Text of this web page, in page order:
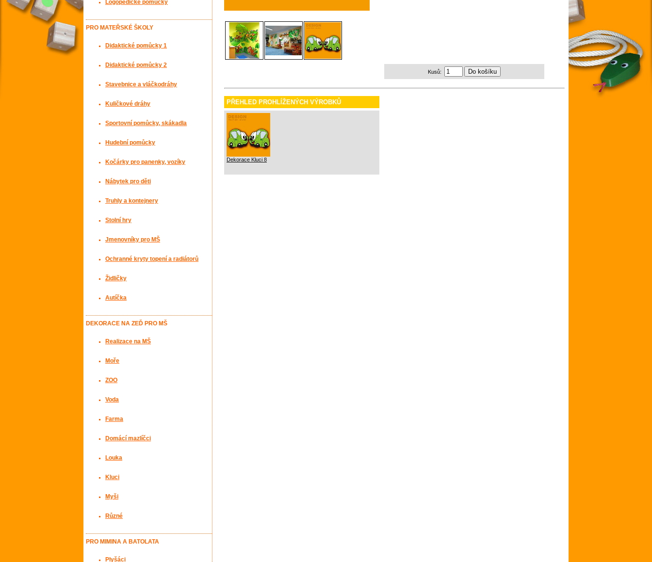
Kusů:
PŘEHLED PROHLÍŽENÝCH VÝROBKŮ
Dekorace Kluci 8
Logopedické pomůcky
PRO MATEŘSKÉ ŠKOLY
Didaktické pomůcky 1
Didaktické pomůcky 2
Stavebnice a vláčkodráhy
Kuličkové dráhy
Sportovní pomůcky, skákadla
Hudební pomůcky
Kočárky pro panenky, vozíky
Nábytek pro děti
Truhly a kontejnery
Stolní hry
Jmenovníky pro MŠ
Ochranné kryty topení a radiátorů
Židličky
Autíčka
DEKORACE NA ZEĎ PRO MŠ
Realizace na MŠ
Moře
ZOO
Voda
Farma
Domácí mazlíčci
Louka
Kluci
Myši
Různé
PRO MIMINA A BATOLATA
Plyšáci